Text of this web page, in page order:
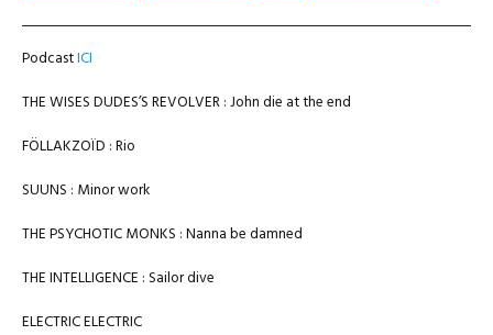
PodcastICI
THE WISES DUDES’S REVOLVER : John die at the end
FÖLLAKZOÏD : Rio
SUUNS : Minor work
THE PSYCHOTIC MONKS : Nanna be damned
THE INTELLIGENCE : Sailor dive
ELECTRIC ELECTRIC